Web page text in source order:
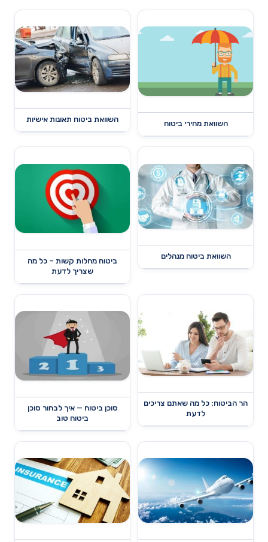
השוואת מחירי ביטוח
השוואת ביטוח תאונות אישיות
השוואת ביטוח מנהלים
ביטוח מחלות קשות – כל מה
שצריך לדעת
הר הביטוח: כל מה שאתם צריכים
לדעת
סוכן ביטוח — איך לבחור סוכן
ביטוח טוב